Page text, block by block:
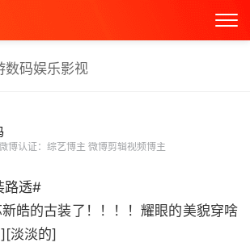
数码娱乐影视
博认证：综艺博主 微博剪辑视频博主
路透#
皓的古装了！！！！耀眼的美貌穿啥
淡淡的]